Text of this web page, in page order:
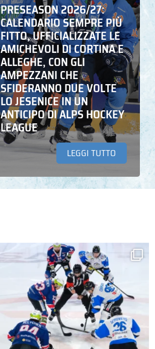
PRESEASON 2026/27:
CALENDARIO SEMPRE PIÙ
FITTO, UFFICIALIZZATE LE
AMICHEVOLI DI CORTINA E
ALLEGHE, CON GLI
AMPEZZANI CHE
SFIDERANNO DUE VOLTE
LO JESENICE IN UN
ANTICIPO DI ALPS HOCKEY
LEAGUE
LEGGI TUTTO